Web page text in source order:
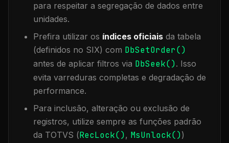
para respeitar a segregação de dados entre
unidades.
Prefira utilizar os índices oficiais da tabela
(definidos no SIX) com DbSetOrder()
antes de aplicar filtros via DbSeek(). Isso
evita varreduras completas e degradação de
performance.
Para inclusão, alteração ou exclusão de
registros, utilize sempre as funções padrão
da TOTVS (RecLock(), MsUnlock())